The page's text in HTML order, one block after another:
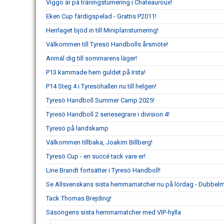
Viggo är på träningsturnering i Chateauroux!
Eken Cup färdigspelad - Grattis P2011!
Herrlaget bjöd in till Miniplansturnering!
Välkommen till Tyresö Handbolls årsmöte!
Anmäl dig till sommarens läger!
P13 kammade hem guldet på Irsta!
P14 Steg 4 i Tyresöhallen nu till helgen!
Tyresö Handboll Summer Camp 2025!
Tyresö Handboll 2 seriesegrare i division 4!
Tyresö på landskamp
Välkommen tillbaka, Joakim Billberg!
Tyresö Cup - en succé tack vare er!
Line Brandt fortsätter i Tyresö Handboll!
Se Allsvenskans sista hemmamatcher nu på lördag -
Tack Thomas Brejding!
Säsongens sista hemmamatcher med VIP-hylla